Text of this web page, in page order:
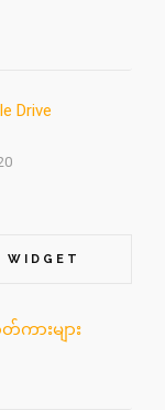
Drive
WIDGET
ကားများ